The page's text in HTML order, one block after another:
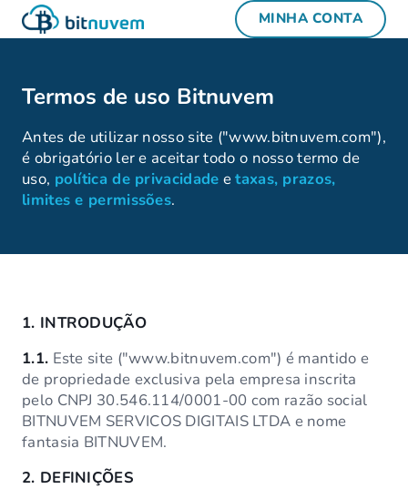
MINHA CONTA
Termos de uso Bitnuvem
Antes de utilizar nosso site ("www.bitnuvem.com"),
é obrigatório ler e aceitar todo o nosso termo de
uso, política de privacidade etaxas, prazos,
limites e permissões.
1. INTRODUÇÃO
1.1. Este site ("www.bitnuvem.com") é mantido e
de propriedade exclusiva pela empresa inscrita
pelo CNPJ 30.546.114/0001-00 com razão social
BITNUVEM SERVICOS DIGITAIS LTDA e nome
fantasia BITNUVEM.
2. DEFINIÇÕES